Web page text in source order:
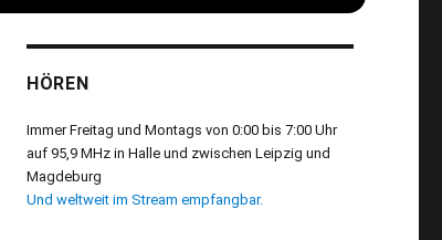
HÖREN
Immer Freitag und Montags von 0:00 bis 7:00 Uhr
auf 95,9 MHz in Halle und zwischen Leipzig und
Magdeburg
Und weltweit im Stream empfangbar.